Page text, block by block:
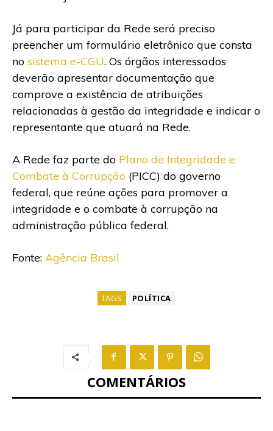
Já para participar da Rede será preciso
preencher um formulário eletrônico que consta
no sistema e-CGU. Os órgãos interessados
deverão apresentar documentação que
comprove a existência de atribuições
relacionadas à gestão da integridade e indicar o
representante que atuará na Rede.
A Rede faz parte do Plano de Integridade e
Combate à Corrupção (PICC) do governo
federal, que reúne ações para promover a
integridade e o combate à corrupção na
administração pública federal.
Fonte: Agência Brasil
TAGS POLÍTICA
COMENTÁRIOS